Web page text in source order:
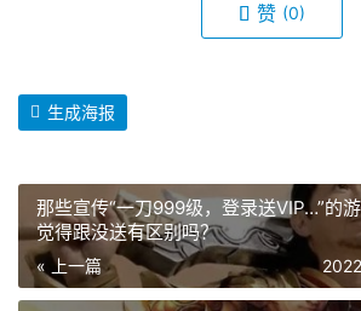
赞 (0)
生成海报
那些宣传“一刀999级，登录送VIP…”的
觉得跟没送有区别吗？
« 上一篇